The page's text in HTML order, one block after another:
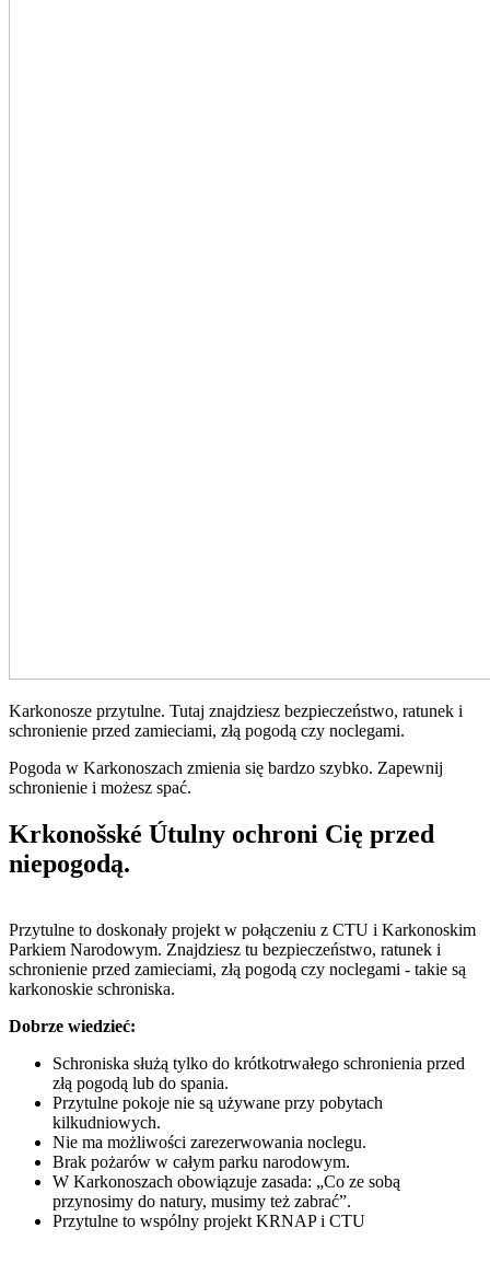
Karkonosze przytulne. Tutaj znajdziesz bezpieczeństwo, ratunek i
schronienie przed zamieciami, złą pogodą czy noclegami.
Pogoda w Karkonoszach zmienia się bardzo szybko. Zapewnij
schronienie i możesz spać.
Krkonošské Útulny ochroni Cię przed
niepogodą.
Przytulne to doskonały projekt w połączeniu z CTU i Karkonoskim
Parkiem Narodowym. Znajdziesz tu bezpieczeństwo, ratunek i
schronienie przed zamieciami, złą pogodą czy noclegami - takie są
karkonoskie schroniska.
Dobrze wiedzieć:
Schroniska służą tylko do krótkotrwałego schronienia przed
złą pogodą lub do spania.
Przytulne pokoje nie są używane przy pobytach
kilkudniowych.
Nie ma możliwości zarezerwowania noclegu.
Brak pożarów w całym parku narodowym.
W Karkonoszach obowiązuje zasada: „Co ze sobą
przynosimy do natury, musimy też zabrać”.
Przytulne to wspólny projekt KRNAP i CTU